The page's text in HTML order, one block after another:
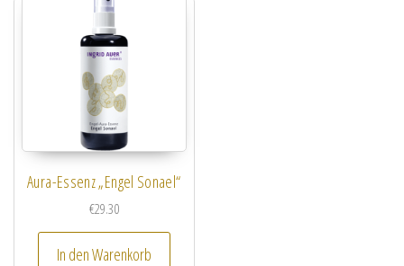
Aura-Essenz „Engel Sonael“
€29.30
In den Warenkorb